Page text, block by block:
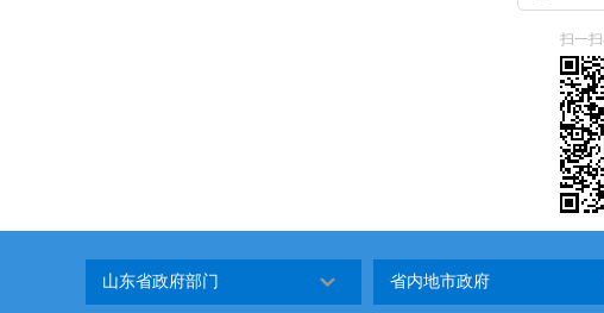
扫一
山东省政府部门 省内地市政府